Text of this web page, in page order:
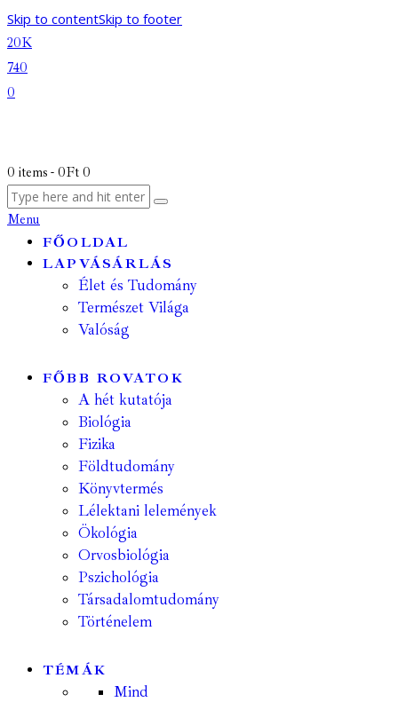
Skip to contentSkip to footer
20K
740
0
0 items - 0Ft 0
Menu
FŐOLDAL
LAPVÁSÁRLÁS
Élet és Tudomány
Természet Világa
Valóság
FŐBB ROVATOK
A hét kutatója
Biológia
Fizika
Földtudomány
Könyvtermés
Lélektani lelemények
Ökológia
Orvosbiológia
Pszichológia
Társadalomtudomány
Történelem
TÉMÁK
Mind